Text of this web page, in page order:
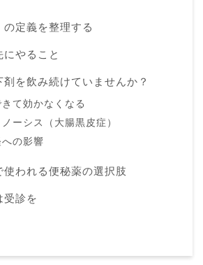
の定義を整理する
にやること
剤を飲み続けていませんか？
て効かなくなる
ーシス（大腸黒皮症）
の影響
使われる便秘薬の選択肢
受診を